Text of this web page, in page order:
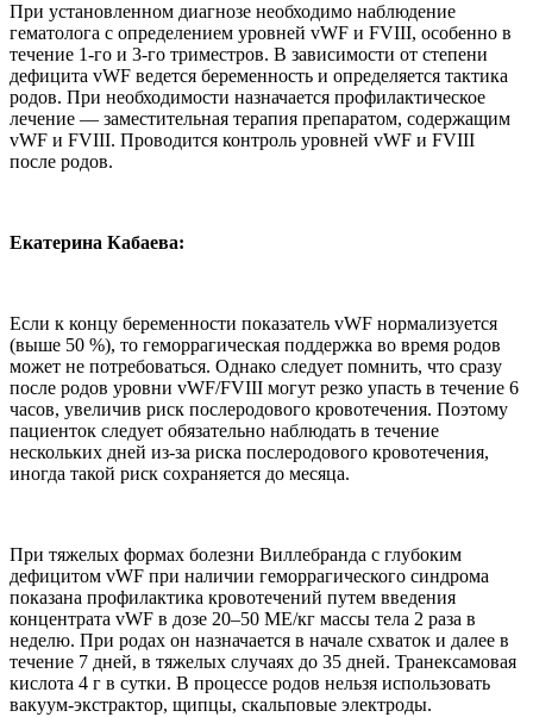
При установленном диагнозе необходимо наблюдение
гематолога с определением уровней vWF и FVIII, особенно в
течение 1-го и 3-го триместров. В зависимости от степени
дефицита vWF ведется беременность и определяется тактика
родов. При необходимости назначается профилактическое
лечение — заместительная терапия препаратом, содержащим
vWF и FVIII. Проводится контроль уровней vWF и FVIII
после родов.
Екатерина Кабаева:
Если к концу беременности показатель vWF нормализуется
(выше 50 %), то геморрагическая поддержка во время родов
может не потребоваться. Однако следует помнить, что сразу
после родов уровни vWF/FVIII могут резко упасть в течение 6
часов, увеличив риск послеродового кровотечения. Поэтому
пациенток следует обязательно наблюдать в течение
нескольких дней из-за риска послеродового кровотечения,
иногда такой риск сохраняется до месяца.
При тяжелых формах болезни Виллебранда с глубоким
дефицитом vWF при наличии геморрагического синдрома
показана профилактика кровотечений путем введения
концентрата vWF в дозе 20–50 МЕ/кг массы тела 2 раза в
неделю. При родах он назначается в начале схваток и далее в
течение 7 дней, в тяжелых случаях до 35 дней. Транексамовая
кислота 4 г в сутки. В процессе родов нельзя использовать
вакуум-экстрактор, щипцы, скальповые электроды.